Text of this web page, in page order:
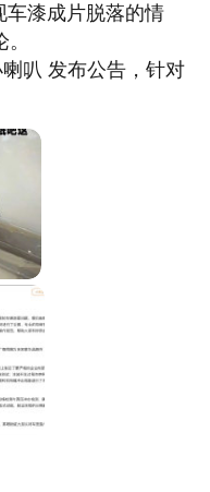
车漆成片脱落的情
叭 发布公告，针对
发布高压水枪洗车
主，完成现场勘
向全体车主科普规
称ES9前保险杠注
商同时服务多个豪
零部件品质具备行
2808国际标准的漆
遵循ISO
阶段参照ISO
际规范，反复验证